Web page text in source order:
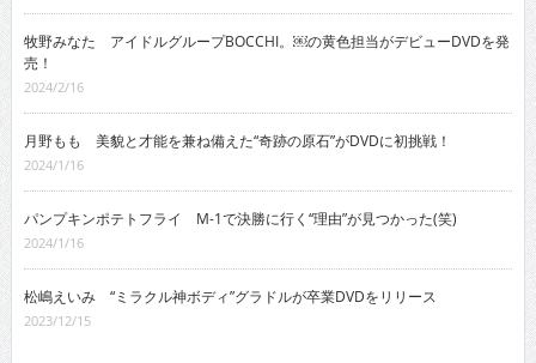
牧野みなた アイドルグループBOCCHI。￼の黄色担当がデビューDVDを発
売！
2024/2/16
月野もも 美貌と才能を兼ね備えた“奇跡の原石”がDVDに初挑戦！
2024/1/16
パンプキンポテトフライ M-1で決勝に行く“理由”が見つかった(笑)
2024/1/16
松嶋えいみ “ミラクル神ボディ”グラドルが卒業DVDをリリース
2023/12/15